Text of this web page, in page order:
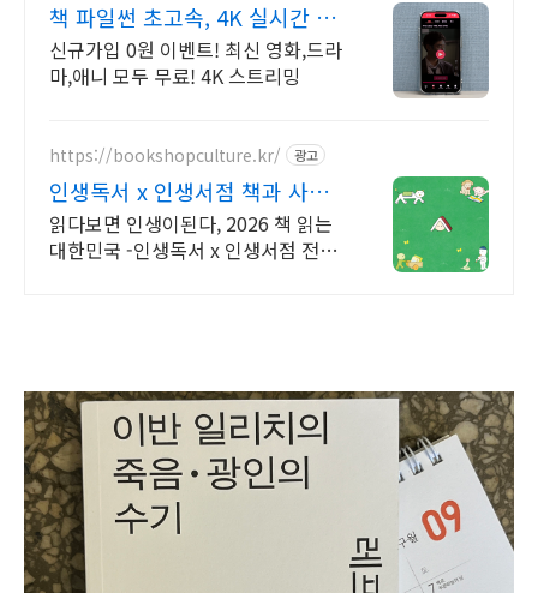
책 파일썬 초고속, 4K 실시간 보
기!
신규가입 0원 이벤트! 최신 영화,드라
마,애니 모두 무료! 4K 스트리밍
https://bookshopculture.kr/ 광고
인생독서 x 인생서점 책과 사람
이 만나는 공간
읽다보면 인생이된다, 2026 책 읽는
대한민국 -인생독서 x 인생서점 전국